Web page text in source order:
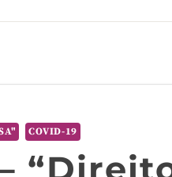
COVID-19